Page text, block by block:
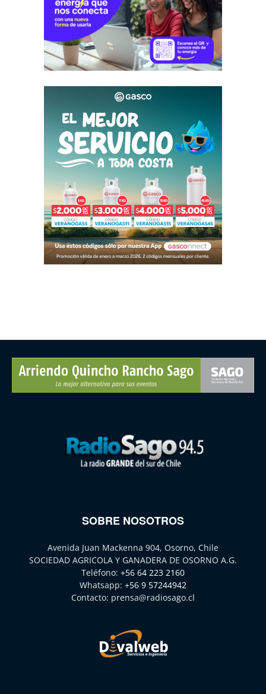
SOBRE NOSOTROS
Avenida Juan Mackenna 904, Osorno, Chile
SOCIEDAD AGRICOLA Y GANADERA DE OSORNO A.G.
Teléfono: +56 64 223 2160
Whatsapp: +56 9 57244942
Contacto: prensa@radiosago.cl